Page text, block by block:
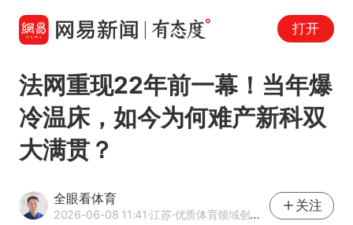
打开
法网重现22年前一幕！当年爆
冷温床，如今为何难产新科双
大满贯？
全眼看体育
2026-06-08 11:41·江苏·优质体育领域创作者
关注